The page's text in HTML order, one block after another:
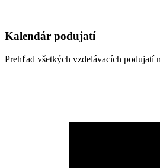
Kalendár podujatí
Prehľad všetkých vzdelávacích podujatí